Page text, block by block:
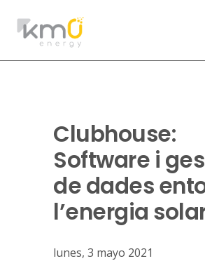
Clubhouse:
Software i
de dades
l’energia
lunes, 3 mayo 2021